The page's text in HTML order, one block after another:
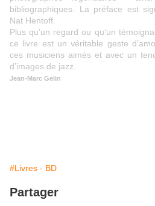
bibliographiques. La préface est
Nat Hentoff.
Plus qu’un regard ou qu’un
ce livre est un véritable geste
ces musiciens aimés et avec un
d’images de jazz.
Jean-Marc Gelin
#Livres - BD
Partager